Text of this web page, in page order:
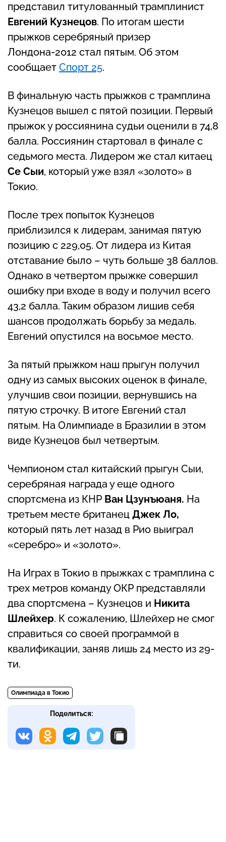
представил титулованный трамплинист
Евгений Кузнецов. По итогам шести
прыжков серебряный призер
Лондона-2012 стал пятым. Об этом
сообщает Спорт 25.
В финальную часть прыжков с трамплина
Кузнецов вышел с пятой позиции. Первый
прыжок у россиянина судьи оценили в 74,8
балла. Россиянин стартовал в финале с
седьмого места. Лидером же стал китаец
Се Сыи, который уже взял «золото» в
Токио.
После трех попыток Кузнецов
приблизился к лидерам, занимая пятую
позицию с 229,05. От лидера из Китая
отставание было – чуть больше 38 баллов.
Однако в четвертом прыжке совершил
ошибку при входе в воду и получил всего
43,2 балла. Таким образом лишив себя
шансов продолжать борьбу за медаль.
Евгений опустился на восьмое место.
За пятый прыжком наш прыгун получил
одну из самых высоких оценок в финале,
улучшив свои позиции, вернувшись на
пятую строчку. В итоге Евгений стал
пятым. На Олимпиаде в Бразилии в этом
виде Кузнецов был четвертым.
Чемпионом стал китайский прыгун Сыи,
серебряная награда у еще одного
спортсмена из КНР Ван Цзунъюаня. На
третьем месте британец Джек Ло,
который пять лет назад в Рио выиграл
«серебро» и «золото».
На Играх в Токио в прыжках с трамплина с
трех метров команду ОКР представляли
два спортсмена – Кузнецов и Никита
Шлейхер. К сожалению, Шлейхер не смог
справиться со своей программой в
квалификации, заняв лишь 24 место из 29-
ти.
Олимпиада в Токио
Поделиться: